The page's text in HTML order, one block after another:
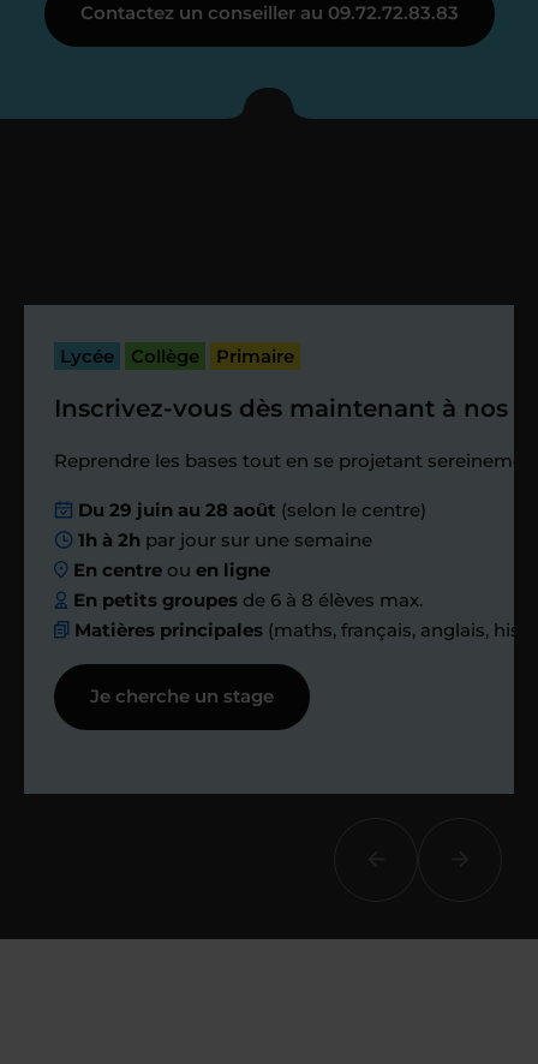
Je vous présente votre
enseignant sous 72
passé.
Étape 4
Nous planifions
ensemble des
échanges réguliers
Afin de suivre le travail et les progrès
réalisés, votre enseignant et moi-
même vous proposons des points et
Contactez un conseiller au 09.72.72.83.83
Lycée Collège Primaire
Inscrivez-vous dès maintenant à nos
Reprendre les bases tout en se projetant
Du 29 juin au 28 août (selon le centre)
1h à 2h par jour sur une semaine
En centre ouen ligne
En petits groupes de 6 à 8 élèves max.
Matières principales (maths, français, anglais,
Je cherche un stage